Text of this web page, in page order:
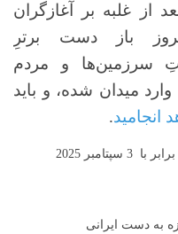
از غلبه بر آغازگران
2023، امروز باز دست برترِ
سرزمین‌ها و مردم
میدان شده، و باید
انجامید.
به دست ایرانی